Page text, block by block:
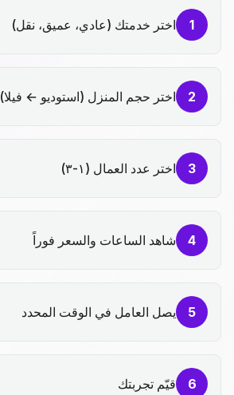
1 اختر خدمتك (عادي، عميق، نقل)
2 اختر حجم المنزل (استوديو ← فيلا)
3 اختر عدد العمال (١-٣)
4 شاهد الساعات والسعر فوراً
5 يصل العامل في الوقت المحدد
6 قيّم تجربتك